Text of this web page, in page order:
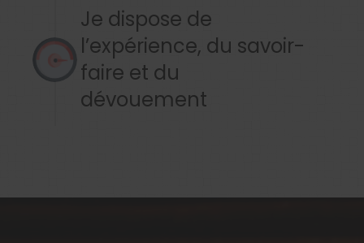
Je dispose de
l’expérience, du savoir-
faire et du
dévouement